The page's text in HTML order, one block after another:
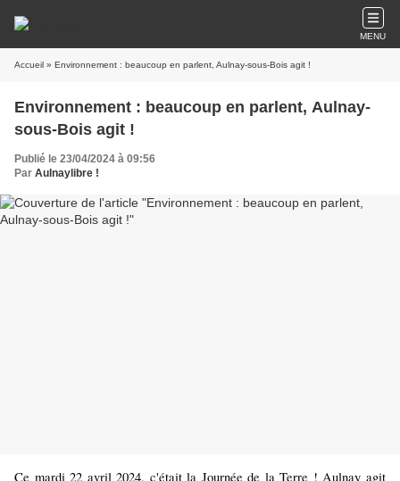
MENU
Accueil » Environnement : beaucoup en parlent, Aulnay-sous-Bois agit !
Environnement : beaucoup en parlent, Aulnay-
sous-Bois agit !
Publié le 23/04/2024 à 09:56
Par Aulnaylibre !
Ce mardi 22 avril 2024, c'était la Journée de la Terre ! Aulnay agit